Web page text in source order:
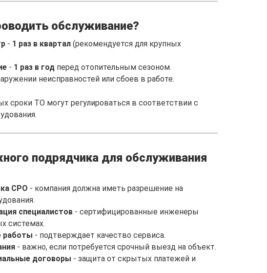
обслуживание?
- 1 раз в квартал (рекомендуется для крупных
- 1 раз в год перед отопительным сезоном.
неисправностей или сбоев в работе.
сроки ТО могут регулироваться в соответствии с
подрядчика для обслуживания
СРО - компания должна иметь разрешение на
специалистов - сертифицированные инженеры
системах.
работы - подтверждает качество сервиса.
- важно, если потребуется срочный выезд на объект.
договоры - защита от скрытых платежей и